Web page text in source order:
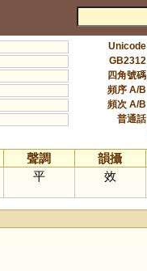
Unicode
GB2312
四角號碼
頻序 A/B
頻次 A/B
普通話
聲調 韻攝
平 效